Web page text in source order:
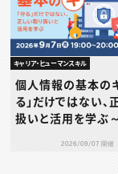
キャリア・ヒューマンスキル
個人情報の基本の
る」だけではない、
扱いと活用を学ぶ～
2026/09/07 開催【